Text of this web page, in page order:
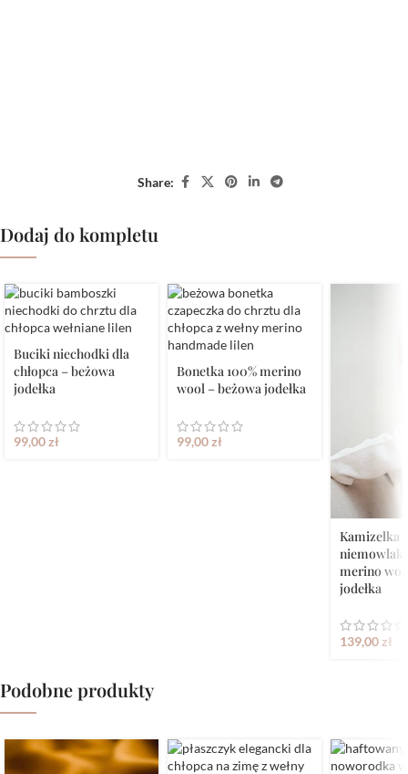
Share:
Dodaj do kompletu
Buciki niechodki dla
chłopca – beżowa
jodełka
99,00zł
Bonetka 100% merino
wool – beżowa jodełka
99,00zł
Kamizelka
merino
jodełka
139,00 zł
Podobne produkty